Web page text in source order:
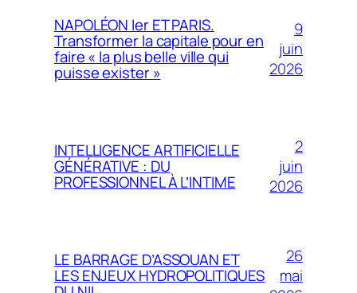
NAPOLÉON Ier ET PARIS.
Transformer la capitale pour en
faire « la plus belle ville qui
puisse exister »
9
juin
2026
INTELLIGENCE ARTIFICIELLE
GÉNÉRATIVE : DU
PROFESSIONNEL À L’INTIME
2
juin
2026
LE BARRAGE D’ASSOUAN ET
LES ENJEUX HYDROPOLITIQUES
26
mai